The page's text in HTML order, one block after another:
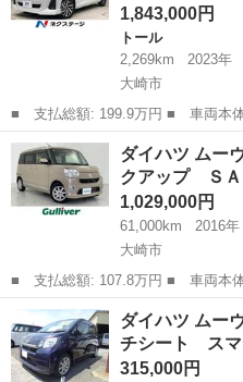
1,843,000円
トール
2,269km
2023年
大崎市
■ 支払総額: 199.9万円 ■ 車両本体価格： 1,843,000 円 ■ メーカ
ー名： ダイハツ ■ 車種名： ト
Ｇ 純正９型ナビ 全周囲カメラ
ーダーク...
宮城 大崎市 トール
ダイハツ ムー
クアップ Ｓ
1,029,000円
61,000km
2016年
大崎市
■ 支払総額: 107.8万円 ■ 車両本体価格： 1,029,000 円 ■ メーカ
ー名： ダイハツ ■ 車種名： ム
名： Ｘリミテッドメイクアップ
スト／両側パ...
宮城 大崎市 ダイハツ
ダイハツ ム
チシート ス
315,000円